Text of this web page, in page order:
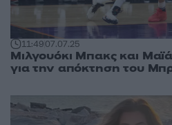
11:4907.07.25
Μιλγουόκι Μπακς και
για την απόκτηση του